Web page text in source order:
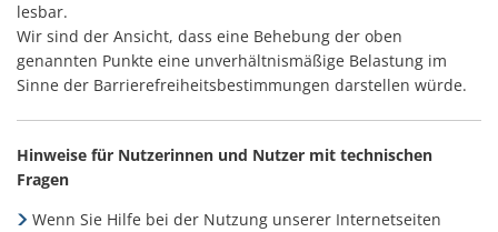
lesbar.
Wir sind der Ansicht, dass eine Behebung der oben
genannten Punkte eine unverhältnismäßige Belastung im
Sinne der Barrierefreiheitsbestimmungen darstellen würde.
Hinweise für Nutzerinnen und Nutzer mit technischen
Fragen
Wenn Sie Hilfe bei der Nutzung unserer Internetseiten